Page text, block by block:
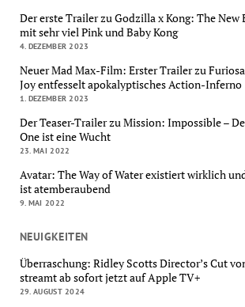
Der erste Trailer zu Godzilla x Kong: The New
mit sehr viel Pink und Baby Kong
4. DEZEMBER 2023
Neuer Mad Max-Film: Erster Trailer zu
Joy entfesselt apokalyptisches Action-Inferno
1. DEZEMBER 2023
Der Teaser-Trailer zu Mission: Impossible –
One ist eine Wucht
23. MAI 2022
Avatar: The Way of Water existiert wirklich
ist atemberaubend
9. MAI 2022
NEUIGKEITEN
Überraschung: Ridley Scotts Director’s Cut
streamt ab sofort jetzt auf Apple TV+
29. AUGUST 2024